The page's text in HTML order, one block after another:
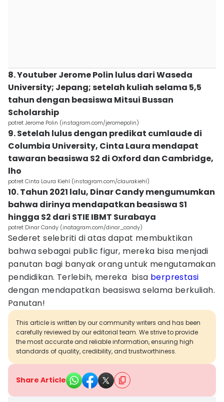
8. Youtuber Jerome Polin lulus dari Waseda
University; Jepang; setelah kuliah selama 5,5
tahun dengan beasiswa Mitsui Bussan
Scholarship
potret Jerome Polin (instagram.com/jeromepolin)
9. Setelah lulus dengan predikat cumlaude di
Columbia University, Cinta Laura mendapat
tawaran beasiswa S2 di Oxford dan Cambridge,
lho
potret Cinta Laura Kiehl (instagram.com/claurakiehl)
10. Tahun 2021 lalu, Dinar Candy mengumumkan
bahwa dirinya mendapatkan beasiswa S1
hingga S2 dari STIE IBMT Surabaya
potret Dinar Candy (inatagram.com/dinar_candy)
Sederet selebriti di atas dapat membuktikan
bahwa sebagai public figur, mereka bisa menjadi
panutan bagi banyak orang untuk mengutamakan
pendidikan. Terlebih, mereka bisa berprestasi
dengan mendapatkan beasiswa selama berkuliah.
Panutan!
This article is written by our community writers and has been
carefully reviewed by our editorial team. We strive to provide
the most accurate and reliable information, ensuring high
standards of quality, credibility, and trustworthiness.
Share Article